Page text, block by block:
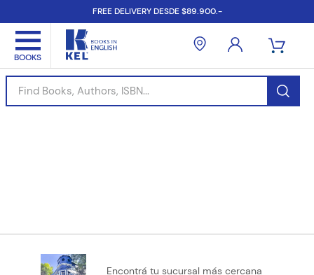
FREE DELIVERY DESDE $89.900.-
Find Books, Authors, ISBN...
Encontrá tu sucursal más cercana